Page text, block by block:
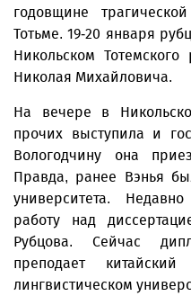
годовщине
Тотьме. 19-20 января
Никольском
Николая Михайловича.
На вечере в
прочих выступила и
Вологодчину она
Правда, ранее Вэнья
университета.
работу над
Рубцова. Сейчас
преподает
лингвистическом